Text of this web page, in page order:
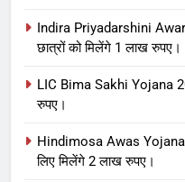
Indira Priyadarshini
छात्रों को मिलेंगे 1 लाख रुपए।
LIC Bima Sakhi Yojana
रुपए।
Hindimosa Awas Yojana
लिए मिलेंगे 2 लाख रुपए।